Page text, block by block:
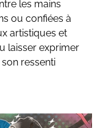
les mains
ou confiées à
artistiques et
laisser exprimer
ressenti